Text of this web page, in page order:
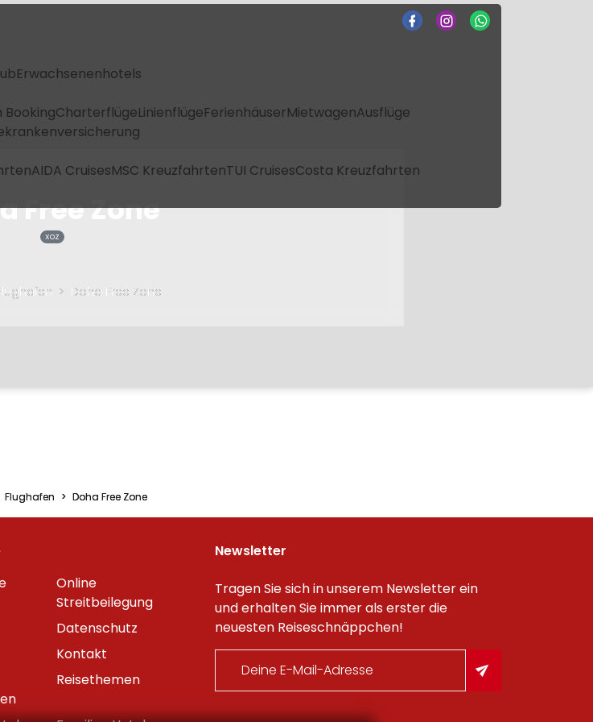
Erwachsenenhotels
BookingCharterflügeLinienflügeFerienhäuserMietwagenAusflüge
AIDA CruisesMSC KreuzfahrtenTUI CruisesCosta Kreuzfahrten
Free Zone
XOZ
Flughafen Doha Free Zone
Flughafen Doha Free Zone
Online
Streitbeilegung
Datenschutz
Kontakt
Reisethemen
Newsletter
Tragen Sie sich in unserem Newsletter ein
und erhalten Sie immer als erster die
neuesten Reiseschnäppchen!